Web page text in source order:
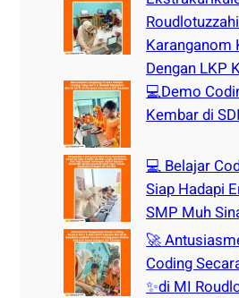
Karanganom
Dengan LKP
💻Demo
Kembar di
💻 Belajar
Siap Hadapi
SMP Muh
🚀
Coding
✨di MI